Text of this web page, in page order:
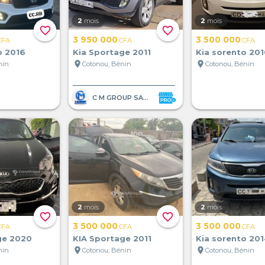
favorite_border
2016
favorite_border
2 mois
3 950 000CFA
Kia Sportage 2011
location_onCotonou, Bénin
C M GROUP SARL
2 mois
3 500 000CFA
Kia sorento
location_on Cotonou, Bénin
favorite_border
2020
favorite_border
2 mois
3 500 000CFA
KIA Sportage 2011
location_onCotonou, Bénin
2 mois
3 500 000CFA
Kia sorento
location_on Cotonou, Bénin